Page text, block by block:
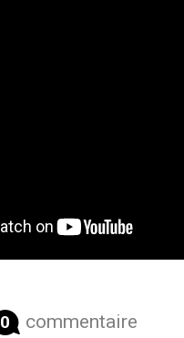
0 commentaire